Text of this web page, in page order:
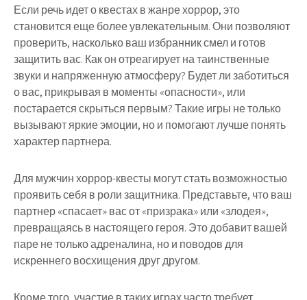
Если речь идет о квестах в жанре хоррор, это
становится еще более увлекательным. Они позволяют
проверить, насколько ваш избранник смел и готов
защитить вас. Как он отреагирует на таинственные
звуки и напряженную атмосферу? Будет ли заботиться
о вас, прикрывая в моменты «опасности», или
постарается скрыться первым? Такие игры не только
вызывают яркие эмоции, но и помогают лучше понять
характер партнера.
Для мужчин хоррор-квесты могут стать возможностью
проявить себя в роли защитника. Представьте, что ваш
партнер «спасает» вас от «призрака» или «злодея»,
превращаясь в настоящего героя. Это добавит вашей
паре не только адреналина, но и поводов для
искреннего восхищения друг другом.